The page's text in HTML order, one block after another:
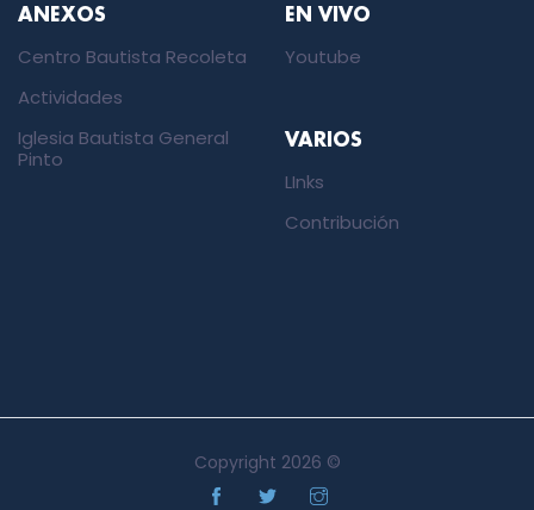
ANEXOS
Centro Bautista Recoleta
Actividades
Iglesia Bautista General
Pinto
EN VIVO
Youtube
VARIOS
LInks
Contribución
Copyright 2026 ©